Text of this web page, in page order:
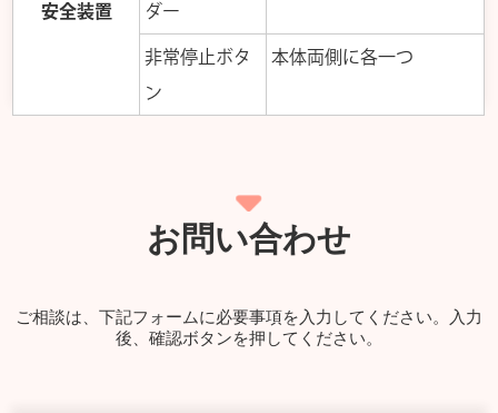
安全装置
ダー
非常停止ボタ
ン
本体両側に各一つ
お問い合わせ
ご相談は、下記フォームに必要事項を入力してください。
入力
後、確認ボタンを押してください。